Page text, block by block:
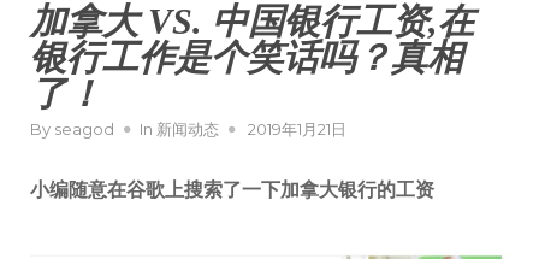
加拿大 VS. 中国银行工资,在
银行工作是个笑话吗？真相
了！
By seagod In 新闻动态 2019年1月21日
小编随意在谷歌上搜索了一下加拿大银行的工资